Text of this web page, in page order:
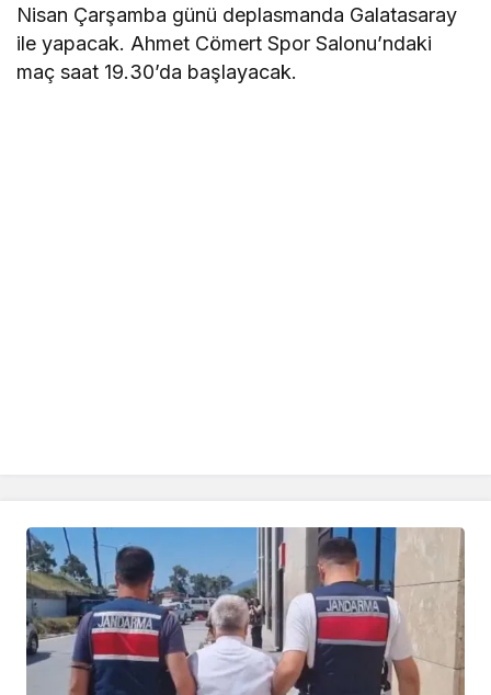
Nisan Çarşamba günü deplasmanda Galatasaray
ile yapacak. Ahmet Cömert Spor Salonu’ndaki
maç saat 19.30’da başlayacak.